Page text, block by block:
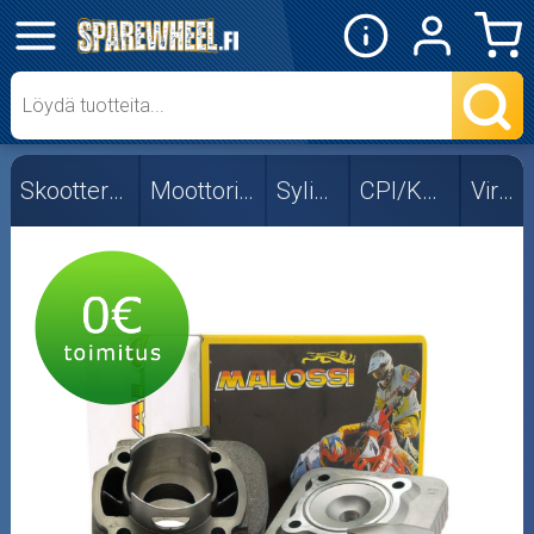
✕
Mopon osat
Skootterin osat
50cc
Viritys
Crossipyörän osat
Moottoripyörän osat
Moottorikelkan osat
Skootterin osat Moottorin osat Sylinterit CPI/Keeway Viritys